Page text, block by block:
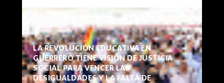
LA REVOLUCIÓN EDUCATIVA EN
GUERRERO TIENE VISIÓN DE JUSTICIA
SOCIAL PARA VENCER LAS
DESIGUALDADES Y LA FALTA DE